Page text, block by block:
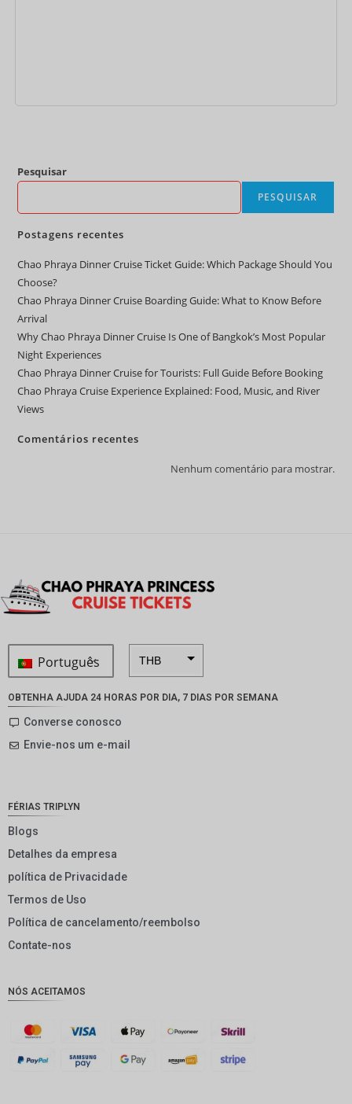
Pesquisar
PESQUISAR
Postagens recentes
Chao Phraya Dinner Cruise Ticket Guide: Which Package Should You
Choose?
Chao Phraya Dinner Cruise Boarding Guide: What to Know Before
Arrival
Why Chao Phraya Dinner Cruise Is One of Bangkok’s Most Popular
Night Experiences
Chao Phraya Dinner Cruise for Tourists: Full Guide Before Booking
Chao Phraya Cruise Experience Explained: Food, Music, and River
Views
Comentários recentes
Nenhum comentário para mostrar.
Português THB
GBP
AUD
KRW
OBTENHA AJUDA 24 HORAS POR DIA, 7 DIAS POR SEMANA
Converse conosco
Envie-nos um e-mail
FÉRIAS TRIPLYN
Blogs
Detalhes da empresa
política de Privacidade
Termos de Uso
Política de cancelamento/reembolso
Contate-nos
NÓS ACEITAMOS